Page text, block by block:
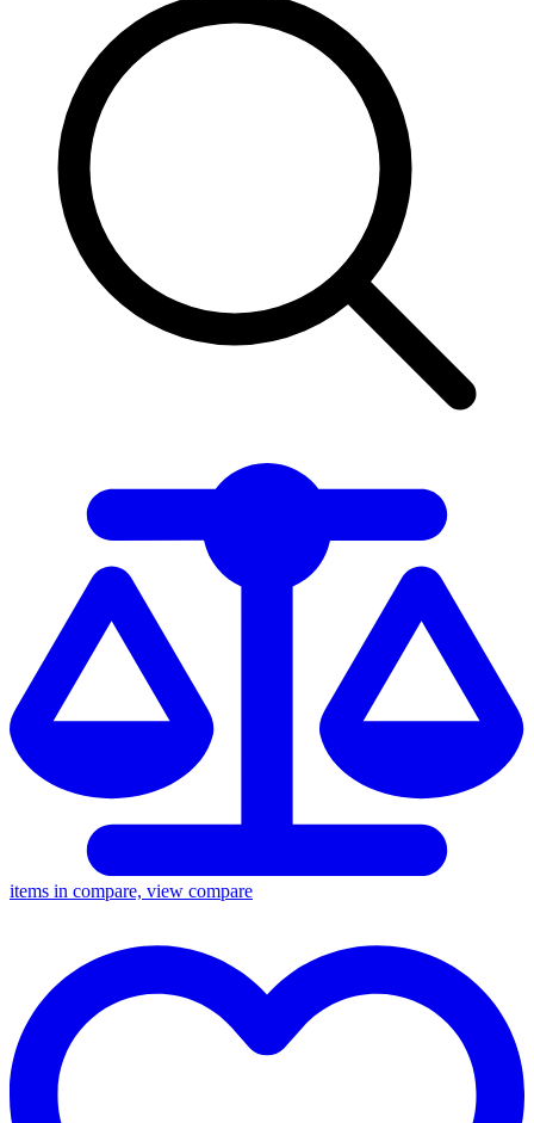
items in compare, view compare